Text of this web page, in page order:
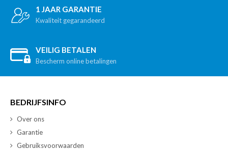
1 JAAR GARANTIE
Kwaliteit gegarandeerd
VEILIG BETALEN
Bescherm online betalingen
BEDRIJFSINFO
Over ons
Garantie
Gebruiksvoorwaarden